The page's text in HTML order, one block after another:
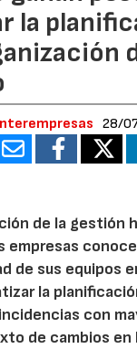
la
28/
de la gestión
empresas
de sus equipos
la
con
de cambios en